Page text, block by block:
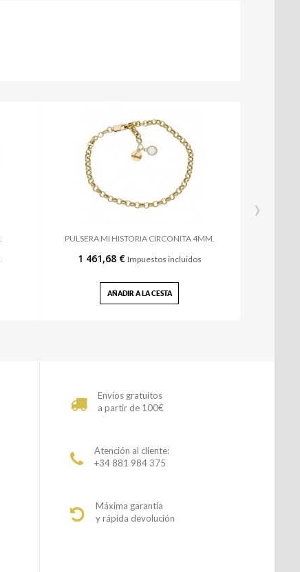
›
PULSERA MI HISTORIA CIRCONITA 4MM.
1 461,68 € Impuestos incluidos
AÑADIR A LA CESTA
Envíos gratuitos
a partir de 100€
Atención al cliente:
+34 881 984 375
Máxima garantía
y rápida devolución